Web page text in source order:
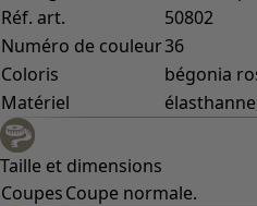
Réf. art.
50802
Numéro de couleur36
Coloris
bégonia
Matériel
Taille et dimensions
CoupesCoupe normale.